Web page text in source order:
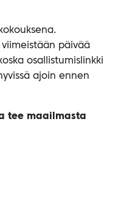
päivää
osallistumislinkki
ajoin ennen
tee maailmasta